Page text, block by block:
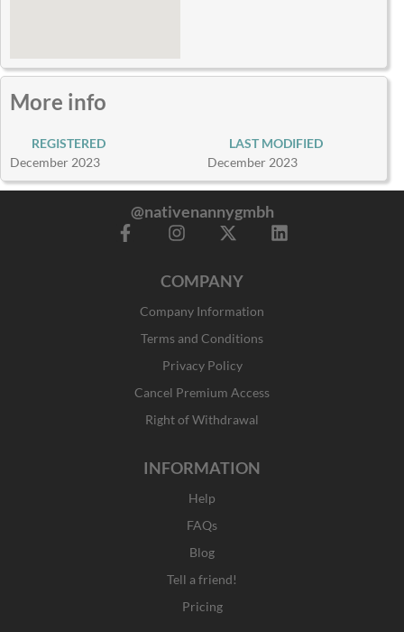
More info
REGISTERED
December 2023
LAST MODIFIED
December 2023
@nativenannygmbh
F
I
t
g
r
a
m
X
w
t
t
e
r
L
COMPANY
Company Information
Terms and Conditions
Privacy Policy
Cancel Premium Access
Right of Withdrawal
INFORMATION
Help
FAQs
Blog
Tell a friend!
Pricing